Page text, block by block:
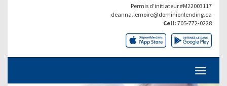
Permis d’initiateur #M22003117
deanna.lemoire@dominionlending.ca
Cell: 705-772-0228